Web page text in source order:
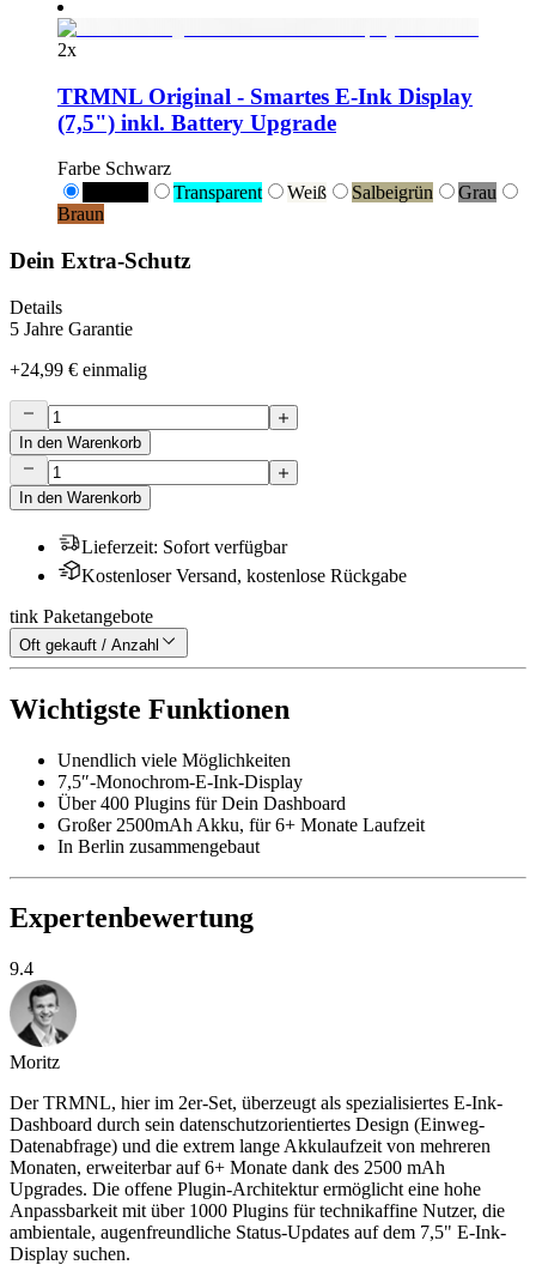
2x
TRMNL Original - Smartes E-Ink Display
(7,5") inkl. Battery Upgrade
Farbe Schwarz
Transparent Weiß Salbeigrün
Grau
Braun
Dein Extra-Schutz
Details
5 Jahre Garantie
+24,99 € einmalig
In den Warenkorb
In den Warenkorb
Lieferzeit: Sofort verfügbar
Kostenloser Versand, kostenlose Rückgabe
tink Paketangebote
Oft gekauft / Anzahl
Wichtigste Funktionen
Unendlich viele Möglichkeiten
7,5″-Monochrom-E-Ink-Display
Über 400 Plugins für Dein Dashboard
Großer 2500mAh Akku, für 6+ Monate Laufzeit
In Berlin zusammengebaut
Expertenbewertung
9.4
Moritz
Der TRMNL, hier im 2er-Set, überzeugt als spezialisiertes E-Ink-
Dashboard durch sein datenschutzorientiertes Design (Einweg-
Datenabfrage) und die extrem lange Akkulaufzeit von mehreren
Monaten, erweiterbar auf 6+ Monate dank des 2500 mAh
Upgrades. Die offene Plugin-Architektur ermöglicht eine hohe
Anpassbarkeit mit über 1000 Plugins für technikaffine Nutzer, die
ambientale, augenfreundliche Status-Updates auf dem 7,5" E-Ink-
Display suchen.